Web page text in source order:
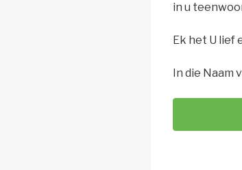
in u
Ek het U lief
In die Naam